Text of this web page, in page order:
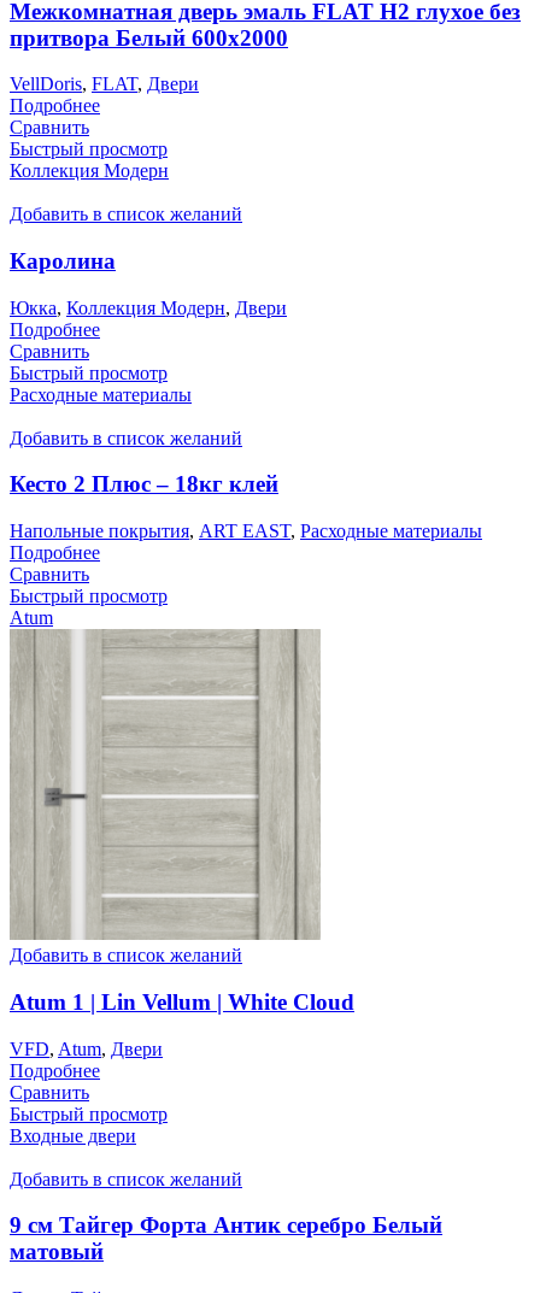
Межкомнатная дверь эмаль FLAT H2 глухое без
притвора Белый 600х2000
VellDoris, FLAT, Двери
Подробнее
Сравнить
Быстрый просмотр
Коллекция Модерн
Добавить в список желаний
Каролина
Юкка, Коллекция Модерн, Двери
Подробнее
Сравнить
Быстрый просмотр
Расходные материалы
Добавить в список желаний
Кесто 2 Плюс – 18кг клей
Напольные покрытия, ART EAST, Расходные материалы
Подробнее
Сравнить
Быстрый просмотр
Atum
Добавить в список желаний
Atum 1 | Lin Vellum | White Cloud
VFD, Atum, Двери
Подробнее
Сравнить
Быстрый просмотр
Входные двери
Добавить в список желаний
9 см Тайгер Форта Антик серебро Белый
матовый